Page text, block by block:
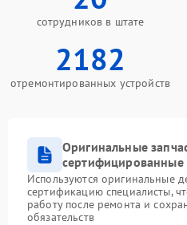
сотрудников в штате
2182
отремонтированных устройств
Оригинальные
сертифицированные
Используются оригинальные
сертификацию специалисты,
работу после ремонта и
обязательств